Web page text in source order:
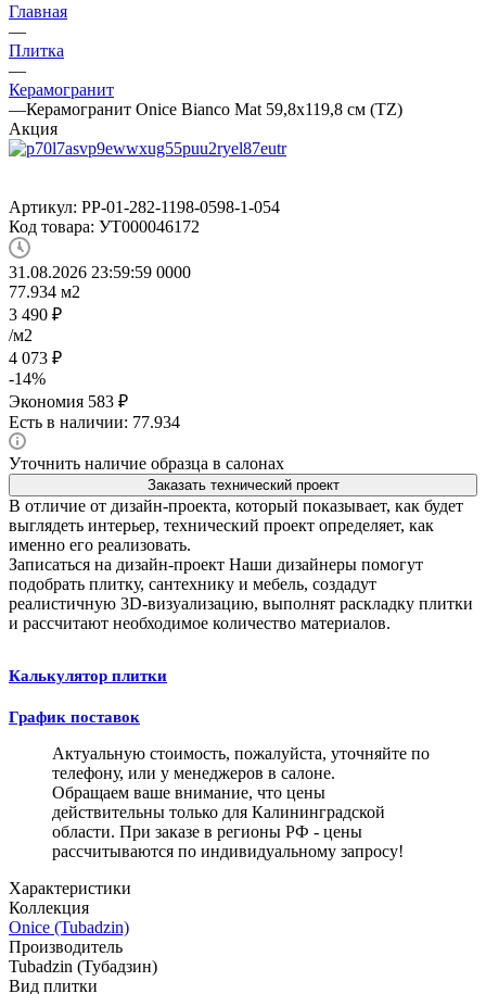
Главная
—
Плитка
—
Керамогранит
—Керамогранит Onice Bianco Mat 59,8x119,8 см (TZ)
Акция
Артикул: PP-01-282-1198-0598-1-054
Код товара: УТ000046172
31.08.2026 23:59:59 0000
77.934 м2
3 490 ₽
/м2
4 073 ₽
-14%
Экономия 583 ₽
Есть в наличии: 77.934
Уточнить наличие образца в салонах
Заказать технический проект
В отличие от дизайн-проекта, который показывает, как будет
выглядеть интерьер, технический проект определяет, как
именно его реализовать.
Записаться на дизайн-проект Наши дизайнеры помогут
подобрать плитку, сантехнику и мебель, создадут
реалистичную 3D-визуализацию, выполнят раскладку плитки
и рассчитают необходимое количество материалов.
Калькулятор плитки
График поставок
Актуальную стоимость, пожалуйста, уточняйте по
телефону, или у менеджеров в салоне.
Обращаем ваше внимание, что цены
действительны только для Калининградской
области. При заказе в регионы РФ - цены
рассчитываются по индивидуальному запросу!
Характеристики
Коллекция
Onice (Tubadzin)
Производитель
Tubadzin (Тубадзин)
Вид плитки